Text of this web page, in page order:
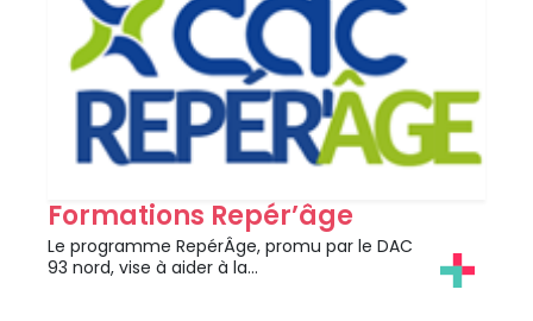
Formations Repér’âge
Le programme RepérÂge, promu par le DAC
93 nord, vise à aider à la…